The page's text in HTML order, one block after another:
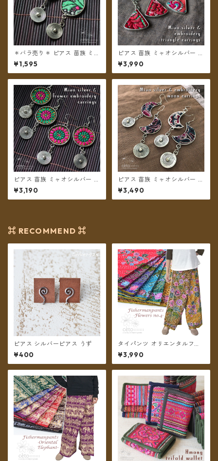
＊バラ売り＊ ピアス 苗族 ミャ
オシルバー 刺繍布 楕円型 グリ
ーン系 【メール便送料無料】
¥1,595
ピアス 苗族 ミャオシルバー 刺
繍古布 三角形 【メール便送料
無料】
¥3,990
ピアス 苗族 ミャオシルバー フ
ラワー刺繍 丸型 【メール便送
料無料】
¥3,190
ピアス 苗族 ミャオシルバー 刺
繍古布 月型 【メール便送料無
料】
¥3,490
⌘ RECOMMEND ⌘
ピアス シルバーピアス うず
¥400
タイパンツ オリエンタルフラ
ワー 6カラー リゾパン No.4
ロング丈【メール便送料無
料】
¥3,990